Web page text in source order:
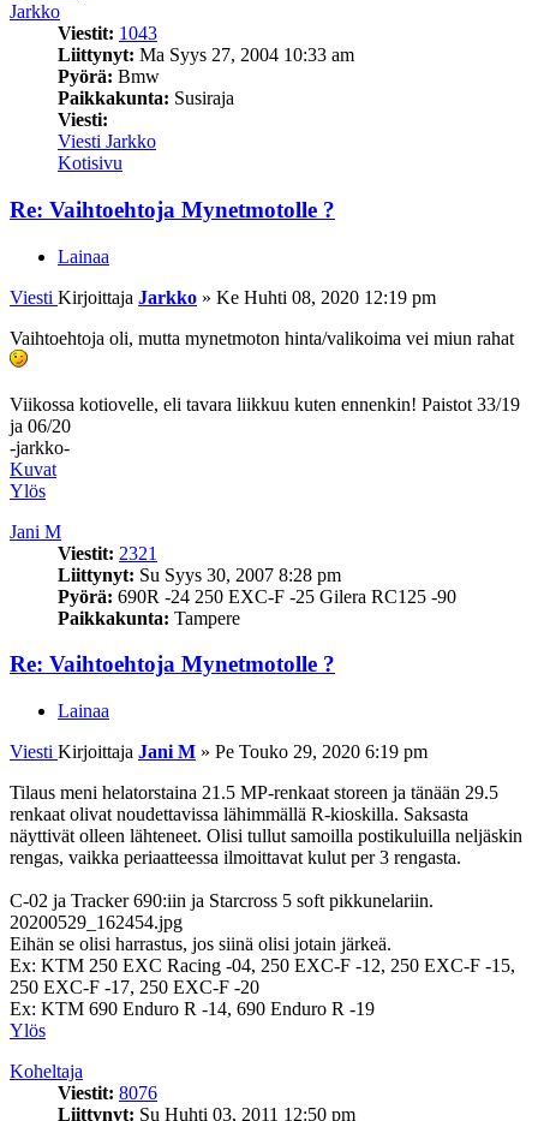
Jarkko
Viestit: 1043
Liittynyt: Ma Syys 27, 2004 10:33 am
Pyörä: Bmw
Paikkakunta: Susiraja
Viesti:
Viesti Jarkko
Kotisivu
Re: Vaihtoehtoja Mynetmotolle ?
Lainaa
Viesti Kirjoittaja Jarkko » Ke Huhti 08, 2020 12:19 pm
Vaihtoehtoja oli, mutta mynetmoton hinta/valikoima vei miun rahat
Viikossa kotiovelle, eli tavara liikkuu kuten ennenkin! Paistot 33/19
ja 06/20
-jarkko-
Kuvat
Ylös
Jani M
Viestit: 2321
Liittynyt: Su Syys 30, 2007 8:28 pm
Pyörä: 690R -24 250 EXC-F -25 Gilera RC125 -90
Paikkakunta: Tampere
Re: Vaihtoehtoja Mynetmotolle ?
Lainaa
Viesti Kirjoittaja Jani M » Pe Touko 29, 2020 6:19 pm
Tilaus meni helatorstaina 21.5 MP-renkaat storeen ja tänään 29.5
renkaat olivat noudettavissa lähimmällä R-kioskilla. Saksasta
näyttivät olleen lähteneet. Olisi tullut samoilla postikuluilla neljäskin
rengas, vaikka periaatteessa ilmoittavat kulut per 3 rengasta.
C-02 ja Tracker 690:iin ja Starcross 5 soft pikkunelariin.
20200529_162454.jpg
Eihän se olisi harrastus, jos siinä olisi jotain järkeä.
Ex: KTM 250 EXC Racing -04, 250 EXC-F -12, 250 EXC-F -15,
250 EXC-F -17, 250 EXC-F -20
Ex: KTM 690 Enduro R -14, 690 Enduro R -19
Ylös
Koheltaja
Viestit: 8076
Liittynyt: Su Huhti 03, 2011 12:50 pm